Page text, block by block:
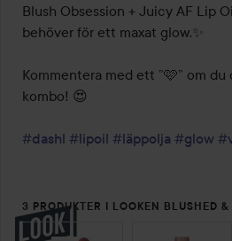
Blush Obsession + Juicy AF Lip
behöver för ett maxat glow.✨
Kommentera med ett ”🩷” om du
kombo! 😍
#dashl #lipoil #läppolja #glow
3 PRODUKTER I LOOKEN BLUSHED &